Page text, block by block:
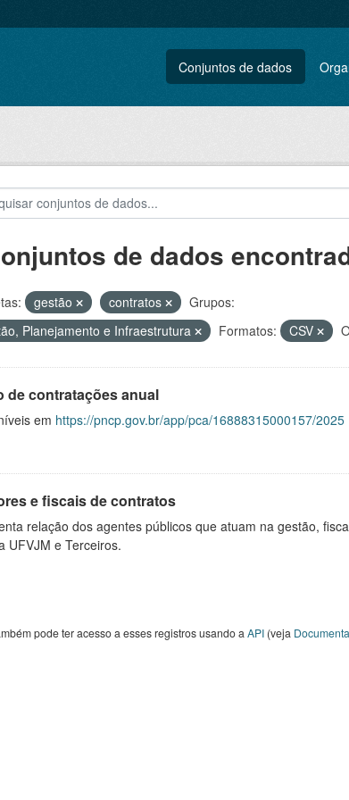
Conjuntos de dados
de dados
gestão contratos
Grupos:
Planejamento e Infraestrutura
Formatos: CSV
de contratações anual
em https://pncp.gov.br/app/pca/16888315000157/2025
e fiscais de contratos
relação dos agentes públicos que atuam na gestão,
UFVJM e Terceiros.
pode ter acesso a esses registros usando a API(veja